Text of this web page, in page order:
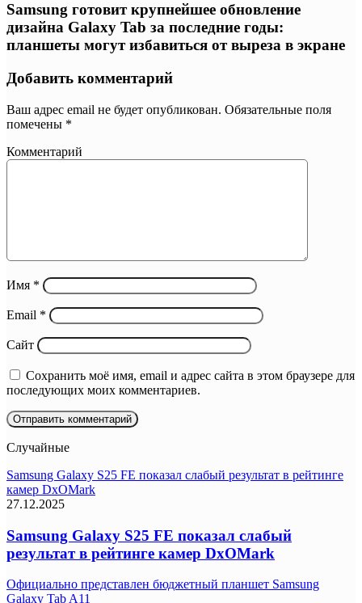
Samsung готовит крупнейшее обновление
дизайна Galaxy Tab за последние годы:
планшеты могут избавиться от выреза в экране
Добавить комментарий
Ваш адрес email не будет опубликован. Обязательные поля
помечены *
Комментарий
Имя *
Email *
Сайт
Сохранить моё имя, email и адрес сайта в этом браузере для
последующих моих комментариев.
Случайные
Samsung Galaxy S25 FE показал слабый результат в рейтинге
камер DxOMark
27.12.2025
Samsung Galaxy S25 FE показал слабый
результат в рейтинге камер DxOMark
Официально представлен бюджетный планшет Samsung
Galaxy Tab A11